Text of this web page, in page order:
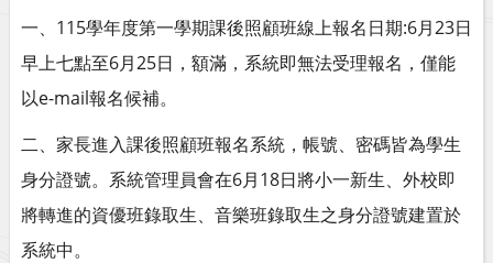
一、115學年度第一學期課後照顧班線上報名日期:6月23日
早上七點至6月25日，額滿，系統即無法受理報名，僅能
以e-mail報名候補。
二、家長進入課後照顧班報名系統，帳號、密碼皆為學生
身分證號。系統管理員會在6月18日將小一新生、外校即
將轉進的資優班錄取生、音樂班錄取生之身分證號建置於
系統中。